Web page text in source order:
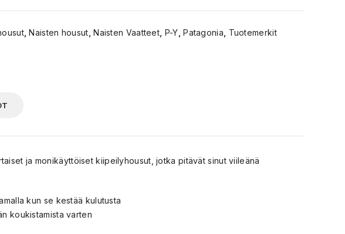
,Naisten housut ,Naisten Vaatteet P-Y ,Patagonia Tuotemerkit
ja monikäyttöiset kiipeilyhousut, jotka pitävät sinut viileänä
kun se kestää kulutusta
koukistamista varten